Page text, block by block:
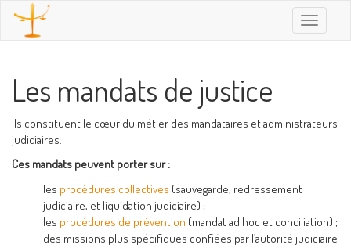
Toggle
Les mandats de justice
Ils constituent le cœur du métier des mandataires et administrateurs
judiciaires.
Ces mandats peuvent porter sur :
les procédures collectives (sauvegarde, redressement
judiciaire, et liquidation judiciaire) ;
les procédures de prévention (mandat ad hoc et conciliation) ;
des missions plus spécifiques confiées par l’autorité judiciaire